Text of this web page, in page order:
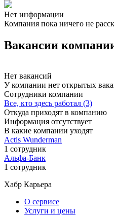
Нет информации
Компания пока ничего не
Вакансии
Нет вакансий
У компании нет открытых
Сотрудники компании
Все, кто здесь работал (3)
Откуда приходят в компанию
Информация отсутствует
В какие компании уходят
Actis Wunderman
1 сотрудник
Альфа-Банк
1 сотрудник
Хабр Карьера
О сервисе
Услуги и цены